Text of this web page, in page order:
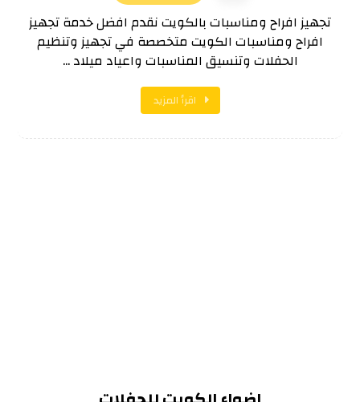
تجهيز افراح ومناسبات بالكويت نقدم افضل خدمة تجهيز
افراح ومناسبات الكويت متخصصة في تجهيز وتنظيم
الحفلات وتنسيق المناسبات واعياد ميلاد ...
اقرأ المزيد